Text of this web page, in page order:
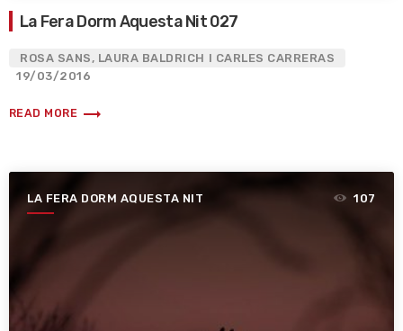
La Fera Dorm Aquesta Nit 027
ROSA SANS, LAURA BALDRICH I CARLES CARRERAS
19/03/2016
READ MORE trending_flat
LA FERA DORM AQUESTA NIT 107